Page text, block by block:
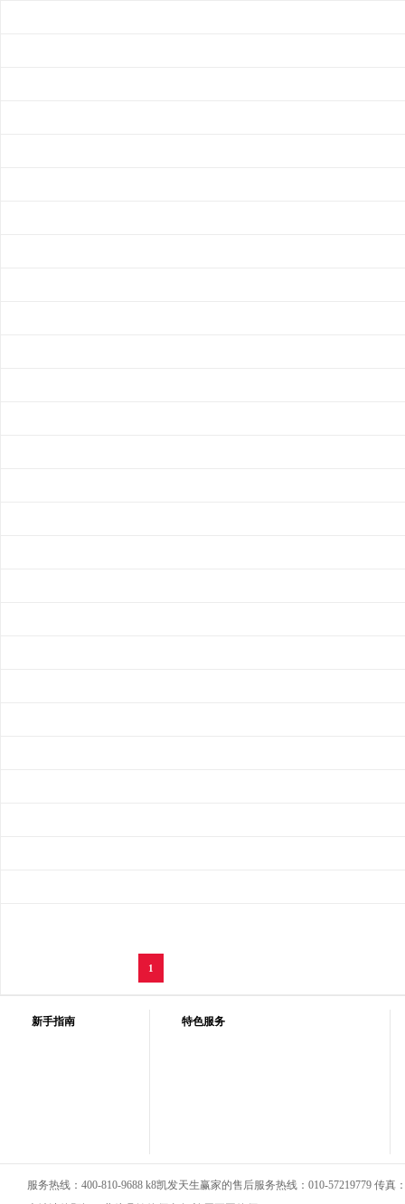
1
新手指南 特色服务
服务热线：400-810-9688 k8凯发天生赢家的售后服务热线：010-57219779 传真